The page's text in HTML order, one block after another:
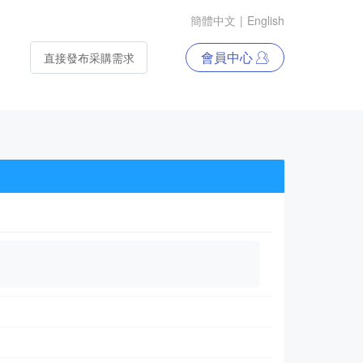
簡體中文 | English
直接發布采購需求 會員中心